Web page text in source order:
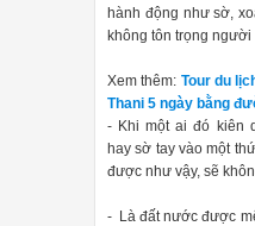
hành động như sờ,
không tôn trọng người
Xem thêm: Tour du
Thani 5 ngày bằng
- Khi một ai đó kiên
hay sờ tay vào một
được như vậy, sẽ
- Là đất nước được